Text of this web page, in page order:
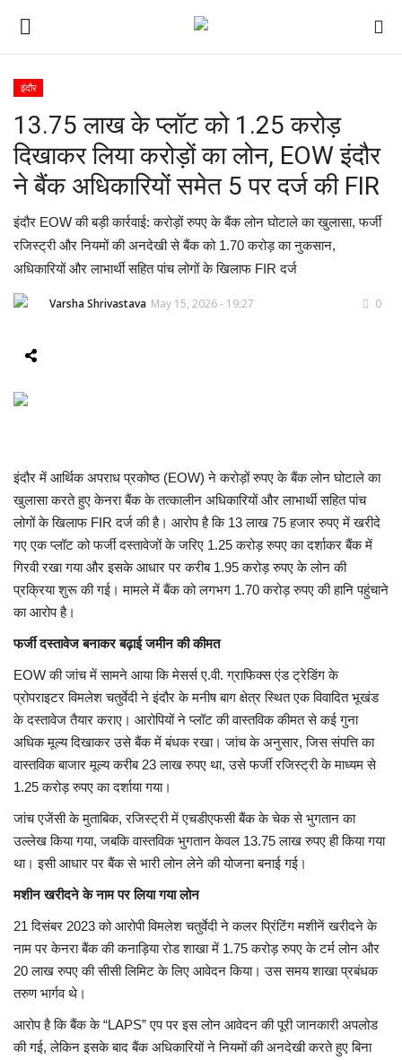
ई-पेपर
होम
Contact Us
Subscribe
About Us
देश
दुनिया
छत्तीसगढ़
मनोरंजन
लाइफस्टाइल
ब्रेकिंग न्यूज़
व्यापार
टेक न्यूज़
इंदौर
13.75 लाख के प्लॉट को 1.25 करोड़
दिखाकर लिया करोड़ों का लोन, EOW इंदौर
ने बैंक अधिकारियों समेत 5 पर दर्ज की FIR
इंदौर EOW की बड़ी कार्रवाई: करोड़ों रुपए के बैंक लोन घोटाले का खुलासा, फर्जी
रजिस्ट्री और नियमों की अनदेखी से बैंक को 1.70 करोड़ का नुकसान,
अधिकारियों और लाभार्थी सहित पांच लोगों के खिलाफ FIR दर्ज
Varsha Shrivastava May 15, 2026 - 19:27 0
इंदौर में आर्थिक अपराध प्रकोष्ठ (EOW) ने करोड़ों रुपए के बैंक लोन घोटाले का
खुलासा करते हुए केनरा बैंक के तत्कालीन अधिकारियों और लाभार्थी सहित पांच
लोगों के खिलाफ FIR दर्ज की है। आरोप है कि 13 लाख 75 हजार रुपए में खरीदे
गए एक प्लॉट को फर्जी दस्तावेजों के जरिए 1.25 करोड़ रुपए का दर्शाकर बैंक में
गिरवी रखा गया और इसके आधार पर करीब 1.95 करोड़ रुपए के लोन की
प्रक्रिया शुरू की गई। मामले में बैंक को लगभग 1.70 करोड़ रुपए की हानि पहुंचाने
का आरोप है।
फर्जी दस्तावेज बनाकर बढ़ाई जमीन की कीमत
EOW की जांच में सामने आया कि मेसर्स ए.वी. ग्राफिक्स एंड ट्रेडिंग के
प्रोपराइटर विमलेश चतुर्वेदी ने इंदौर के मनीष बाग क्षेत्र स्थित एक विवादित भूखंड
के दस्तावेज तैयार कराए। आरोपियों ने प्लॉट की वास्तविक कीमत से कई गुना
अधिक मूल्य दिखाकर उसे बैंक में बंधक रखा। जांच के अनुसार, जिस संपत्ति का
वास्तविक बाजार मूल्य करीब 23 लाख रुपए था, उसे फर्जी रजिस्ट्री के माध्यम से
1.25 करोड़ रुपए का दर्शाया गया।
जांच एजेंसी के मुताबिक, रजिस्ट्री में एचडीएफसी बैंक के चेक से भुगतान का
उल्लेख किया गया, जबकि वास्तविक भुगतान केवल 13.75 लाख रुपए ही किया गया
था। इसी आधार पर बैंक से भारी लोन लेने की योजना बनाई गई।
मशीन खरीदने के नाम पर लिया गया लोन
21 दिसंबर 2023 को आरोपी विमलेश चतुर्वेदी ने कलर प्रिंटिंग मशीनें खरीदने के
नाम पर केनरा बैंक की कनाड़िया रोड शाखा में 1.75 करोड़ रुपए के टर्म लोन और
20 लाख रुपए की सीसी लिमिट के लिए आवेदन किया। उस समय शाखा प्रबंधक
तरुण भार्गव थे।
आरोप है कि बैंक के “LAPS” एप पर इस लोन आवेदन की पूरी जानकारी अपलोड
की गई, लेकिन इसके बाद बैंक अधिकारियों ने नियमों की अनदेखी करते हुए बिना